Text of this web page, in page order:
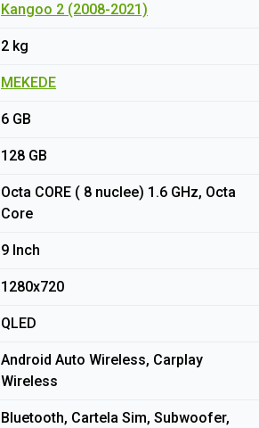
Kangoo 2 (2008-2021)
2 kg
MEKEDE
6 GB
128 GB
Octa CORE ( 8 nuclee) 1.6 GHz, Octa
Core
9 Inch
1280x720
QLED
Android Auto Wireless, Carplay
Wireless
Bluetooth, Cartela Sim, Subwoofer,